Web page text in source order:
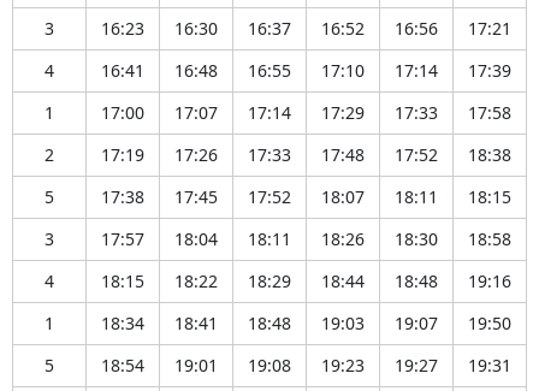
3
16:23 16:30 16:37 16:52 16:56
17:21
4
16:41 16:48 16:55 17:10 17:14
17:39
1
17:00 17:07 17:14 17:29 17:33
17:58
2
17:19 17:26 17:33 17:48 17:52
18:38
5
17:38 17:45 17:52 18:07 18:11
18:15
3
17:57 18:04 18:11 18:26 18:30
18:58
4
18:15 18:22 18:29 18:44 18:48
19:16
1
18:34 18:41 18:48 19:03 19:07
19:50
5
18:54 19:01 19:08 19:23 19:27
19:31